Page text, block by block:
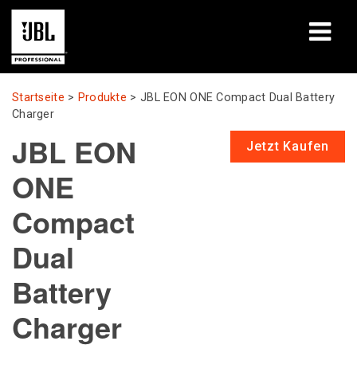
Produkte
Lernsitzungen
Über uns
Wo kaufen & verbinden
Support
Startseite > Produkte > JBL EON ONE Compact Dual Battery
Charger
JBL EON
ONE
Compact
Dual
Battery
Charger
Jetzt Kaufen